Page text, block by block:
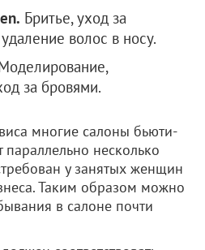
Бритье, уход за
волос в носу.
за бровями.
многие салоны бьюти-
несколько
у занятых женщин
Таким образом можно
в салоне почти